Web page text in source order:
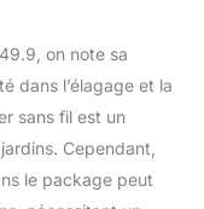
on note sa
dans l’élagage et la
sans fil est un
Cependant,
le package peut